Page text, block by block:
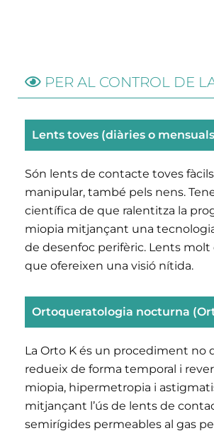
PER AL CONTROL DE
Lents toves (diàries o
Són lents de contacte toves
manipular, també pels nens.
científica de que ralentitza la
miopia mitjançant una
de desenfoc perifèric. Lents molt
que ofereixen una visió nítida.
Ortoqueratologia nocturna
La Orto K és un procediment no
redueix de forma temporal i
miopia, hipermetropia i
mitjançant l’ús de lents de
semirígides permeables al gas